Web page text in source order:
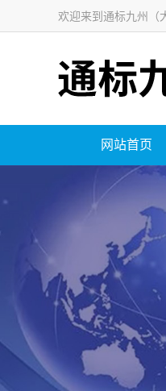
欢迎来到通标九州（
网站首页